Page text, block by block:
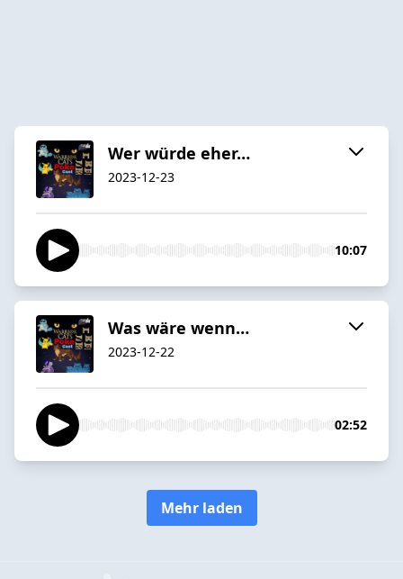
Wer würde eher…
2023-12-23
10:07
Was wäre wenn…
2023-12-22
02:52
Mehr laden